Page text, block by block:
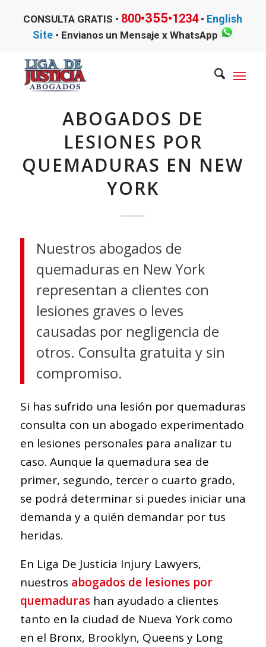
CONSULTA GRATIS • 800•355•1234• English
Site• Envianos un Mensaje x WhatsApp
ABOGADOS DE
LESIONES POR
QUEMADURAS EN NEW
YORK
Nuestros abogados de
quemaduras en New York
representan a clientes con
lesiones graves o leves
causadas por negligencia de
otros. Consulta gratuita y sin
compromiso.
Si has sufrido una lesión por quemaduras
consulta con un abogado experimentado
en lesiones personales para analizar tu
caso. Aunque la quemadura sea de
primer, segundo, tercer o cuarto grado,
se podrá determinar si puedes iniciar una
demanda y a quién demandar por tus
heridas.
En Liga De Justicia Injury Lawyers,
nuestros abogados de lesiones por
quemadurashan ayudado a clientes
tanto en la ciudad de Nueva York como
en el Bronx, Brooklyn, Queens y Long